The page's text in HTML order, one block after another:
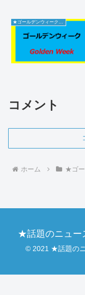
★ゴールデンウィーク2026
コメント
ホーム ★ゴー
★話題のニュー
© 2021 ★話題のニ